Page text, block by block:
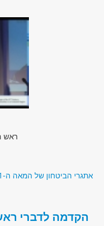
ראש
הקדמה לדברי